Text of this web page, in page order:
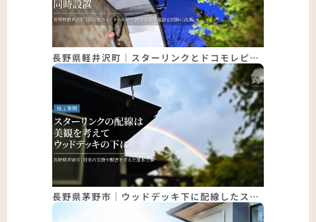
長野県軽井沢町｜スターリンクとドコモレピ…
長野県茅野市｜ウッドデッキ下に配線したス…